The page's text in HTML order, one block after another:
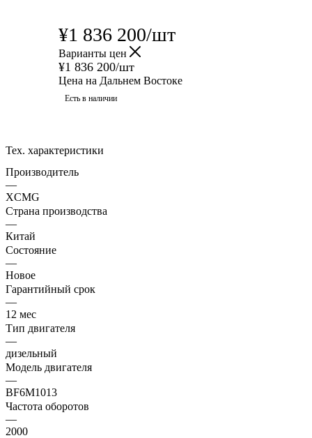
¥1 836 200/шт
Варианты цен
¥1 836 200/шт
Цена на Дальнем Востоке
Есть в наличии
Тех. характеристики
Производитель
—
XCMG
Страна производства
—
Китай
Состояние
—
Новое
Гарантийный срок
—
12 мес
Тип двигателя
—
дизельный
Модель двигателя
—
BF6M1013
Частота оборотов
—
2000